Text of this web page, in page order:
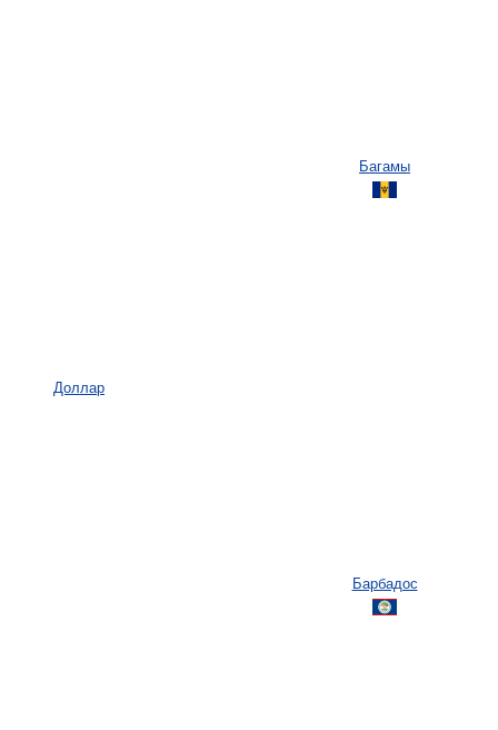
Багамы
Доллар
Барбадос